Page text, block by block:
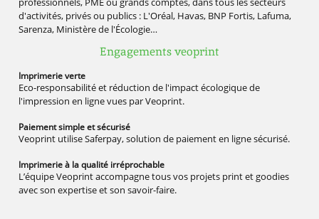
d'activités, privés ou publics : L'Oréal, Havas, BNP Fortis, Lafuma,
Sarenza, Ministère de l'Écologie…
Engagements veoprint
Imprimerieverte
Eco-responsabilité et réduction de l'impact écologique de
l'impression en ligne vues par Veoprint.
Paiement simpleet sécurisé
Veoprint utilise Saferpay, solution de paiement en ligne sécurisé.
Imprimerie à la qualité irréprochable
L’équipe Veoprint accompagne tous vos projets print et goodies
avec son expertise et son savoir-faire.